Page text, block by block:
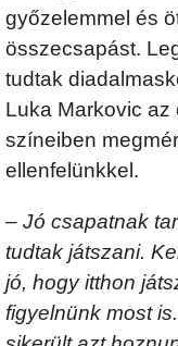
győzelemmel és
összecsapást.
tudtak
Luka Markovic az
színeiben
ellenfelünkkel.
– Jó csapatnak
tudtak játszani.
jó, hogy itthon
figyelnünk most